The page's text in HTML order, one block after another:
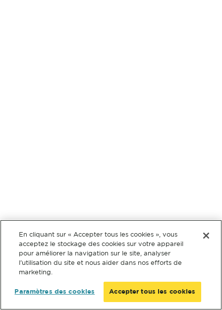
En cliquant sur « Accepter tous les cookies », vous
acceptez le stockage des cookies sur votre appareil
pour améliorer la navigation sur le site, analyser
l’utilisation du site et nous aider dans nos efforts de
marketing.
Paramètres des cookies Accepter tous les cookies